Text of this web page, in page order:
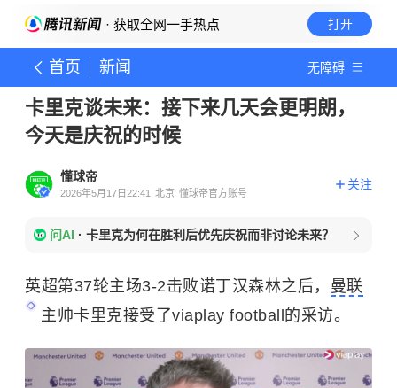
· 获取全网一手热点 打开
首页 新闻 无障碍
卡里克谈未来：接下来几天会更明朗，
今天是庆祝的时候
懂球帝
2026年5月17日22:41 北京 懂球帝官方账号
关注
问AI · 卡里克为何在胜利后优先庆祝而非讨论未来？
英超第37轮主场3-2击败诺丁汉森林之后， 曼联
主帅卡里克接受了viaplay football的采访。